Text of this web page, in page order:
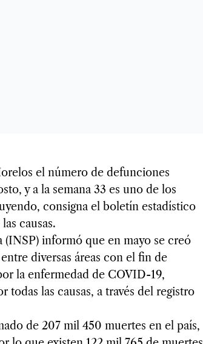
el número de defunciones
y a la semana 33 es uno de los
consigna el boletín estadístico
causas.
informó que en mayo se creó
diversas áreas con el fin de
la enfermedad de COVID-19,
todas las causas, a través del registro
de 207 mil 450 muertes en el país,